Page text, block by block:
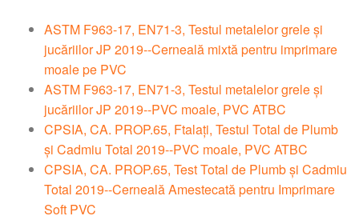
ASTM F963-17, EN71-3, Testul metalelor grele și
jucăriilor JP 2019--Cerneală mixtă pentru imprimare
moale pe PVC
ASTM F963-17, EN71-3, Testul metalelor grele și
jucăriilor JP 2019--PVC moale, PVC ATBC
CPSIA, CA. PROP.65, Ftalați, Testul Total de Plumb
și Cadmiu Total 2019--PVC moale, PVC ATBC
CPSIA, CA. PROP.65, Test Total de Plumb și Cadmiu
Total 2019--Cerneală Amestecată pentru Imprimare
Soft PVC